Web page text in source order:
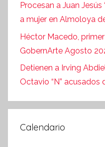
Procesan a Juan
a mujer en Almoloya
Héctor Macedo,
GobernArte Agosto
Detienen a Irving
Octavio “N” acusados
Calendario